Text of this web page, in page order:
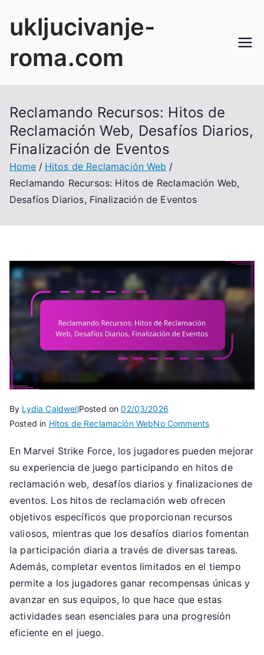
ukljucivanje-
roma.com
Reclamando Recursos: Hitos de
Reclamación Web, Desafíos Diarios,
Finalización de Eventos
Home
Hitos de Reclamación Web
Reclamando Recursos: Hitos de Reclamación Web,
Desafíos Diarios, Finalización de Eventos
By Lydia CaldwellPosted on02/03/2026
Posted in Hitos de Reclamación WebNo Commentson
Recursos:
Hitos
de
Reclamación
Diarios,
Finalización
de
Eventos
En Marvel Strike Force, los jugadores pueden mejorar
su experiencia de juego participando en hitos de
reclamación web, desafíos diarios y finalizaciones de
eventos. Los hitos de reclamación web ofrecen
objetivos específicos que proporcionan recursos
valiosos, mientras que los desafíos diarios fomentan
la participación diaria a través de diversas tareas.
Además, completar eventos limitados en el tiempo
permite a los jugadores ganar recompensas únicas y
avanzar en sus equipos, lo que hace que estas
actividades sean esenciales para una progresión
eficiente en el juego.